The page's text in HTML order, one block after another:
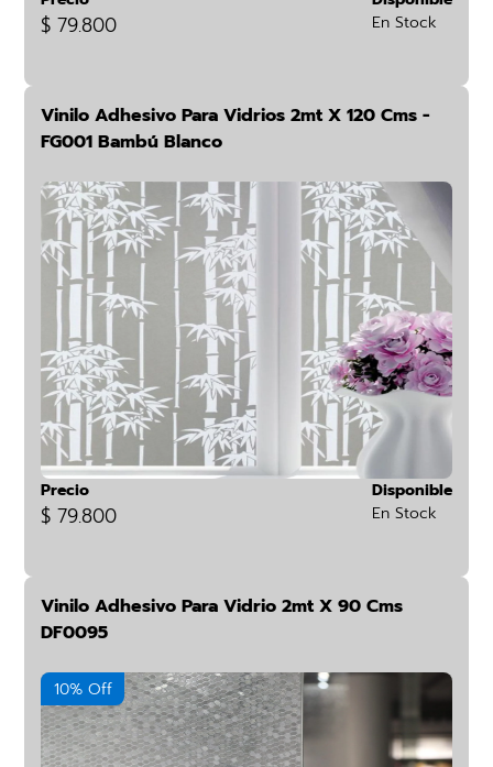
$ 79.800
En Stock
Vinilo Adhesivo Para Vidrios 2mt X 120 Cms -
FG001 Bambú Blanco
Precio
$ 79.800
Disponible
En Stock
Vinilo Adhesivo Para Vidrio 2mt X 90 Cms
DF0095
10% Off